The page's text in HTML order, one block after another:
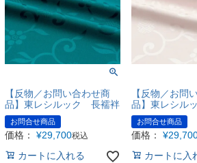
【反物／お問い合わせ商
品】東レシルック 長襦袢
お問合せ商品
価格： ¥29,700税込
カートに入れる
【反物／お問
品】東レシル
お問合せ商品
価格： ¥
カートに入